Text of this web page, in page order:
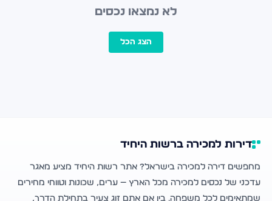
לא נמצאו נכסים
הצג הכל
דירות למכירה ברשות היחיד
מחפשים דירה למכירה בישראל? אתר רשות היחיד מציע מאגר
עדכני של נכסים למכירה מכל הארץ — ערים, שכונות וטווחי מחירים
שמתאימים לכל משפחה. בין אם אתם זוג צעיר בתחילת הדרך,